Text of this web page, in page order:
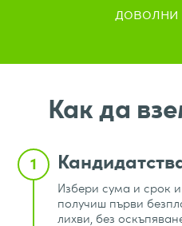
доволни
Как да
1
Избери сума и срок
получиш първи
лихви, без